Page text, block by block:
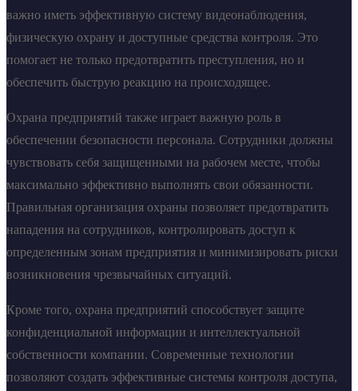
важно иметь эффективную систему видеонаблюдения,
физическую охрану и доступные средства контроля. Это
помогает не только предотвратить преступления, но и
обеспечить быструю реакцию на происходящее.
Охрана предприятий также играет важную роль в
обеспечении безопасности персонала. Сотрудники должны
чувствовать себя защищенными на рабочем месте, чтобы
максимально эффективно выполнять свои обязанности.
Правильная организация охраны позволяет предотвратить
нападения на сотрудников, контролировать доступ к
определенным зонам предприятия и минимизировать риски
возникновения чрезвычайных ситуаций.
Кроме того, охрана предприятий способствует защите
конфиденциальной информации и интеллектуальной
собственности компании. Современные технологии
позволяют создать эффективные системы контроля доступа,